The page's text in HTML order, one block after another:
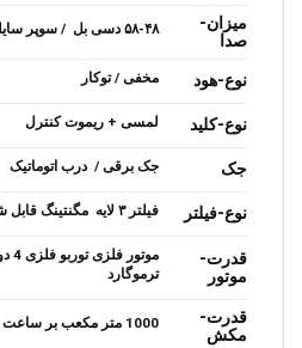
میزان-
صدا
۵۸-۴۸ دسی بل / سوپر سایلنت
نوع-هود مخفی / توکار
نوع-کلید لمسی + ریموت کنترل
جک جک برقی / درب اتوماتیک
نوع-فیلتر فیلتر ۳ لایه مگنتینگ قابل شستشو
قدرت-
موتور
ترموگارد
قدرت-
مکش
1000 متر مکعب بر ساعت